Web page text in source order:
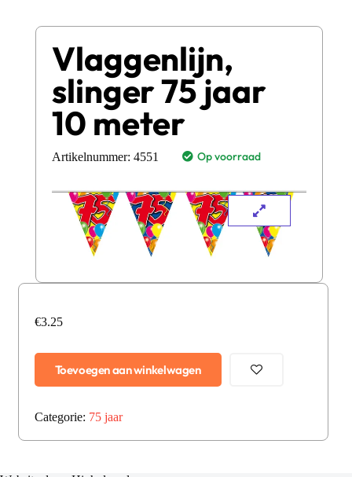
Vlaggenlijn,
slinger 75 jaar
10 meter
Artikelnummer: 4551 Op voorraad
€3.25
Toevoegen aan winkelwagen
Categorie: 75 jaar